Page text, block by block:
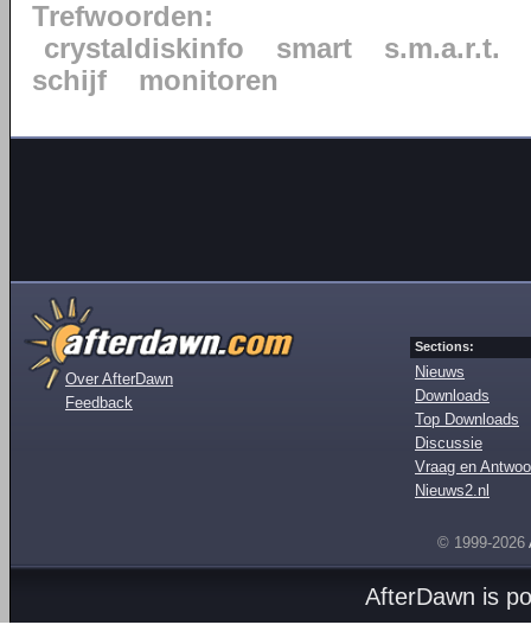
Trefwoorden:
crystaldiskinfo
smart
s.m.a.r.t.
schijf
monitoren
Over AfterDawn
Feedback
Sections:
Nieuws
Downloads
Top Downloads
Discussie
Vraag en
Nieuws2.nl
© 1999-2026
AfterDawn is